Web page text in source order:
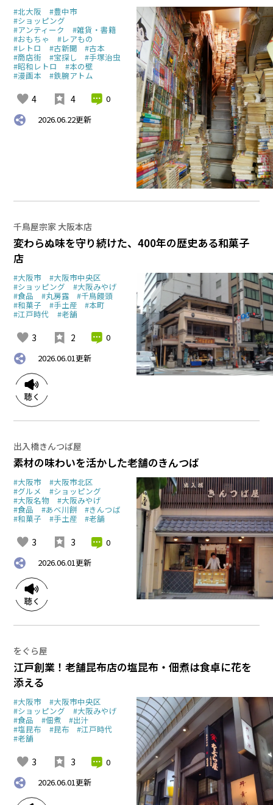
#北大阪 #豊中市
#ショッピング
#アンティーク #雑貨・書籍
#おもちゃ #レアもの
#レトロ #古新聞 #古本
#商店街 #宝探し #手塚治虫
#昭和レトロ #本の壁
#漫画本 #鉄腕アトム
4 4
0
2026.06.22更新
千鳥屋宗家 大阪本店
変わらぬ味を守り続けた、400年の歴史ある和菓子
店
#大阪市 #大阪市中央区
#ショッピング #大阪みやげ
#食品 #丸房露 #千鳥饅頭
#和菓子 #手土産 #本町
#江戸時代 #老舗
3 2
0
2026.06.01更新
出入橋きんつば屋
素材の味わいを活かした老舗のきんつば
#大阪市 #大阪市北区
#グルメ #ショッピング
#大阪名物 #大阪みやげ
#食品 #あべ川餅 #きんつば
#和菓子 #手土産 #老舗
3 3
0
2026.06.01更新
をぐら屋
江戸創業！老舗昆布店の塩昆布・佃煮は食卓に花を
添える
#大阪市 #大阪市中央区
#ショッピング #大阪みやげ
#食品 #佃煮 #出汁
#塩昆布 #昆布 #江戸時代
#老舗
3 3
0
2026.06.01更新